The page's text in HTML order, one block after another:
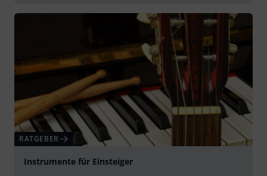
RATGEBER
Instrumente für Einsteiger